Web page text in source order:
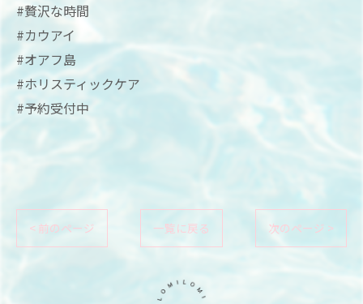
#贅沢な時間
#カウアイ
#オアフ島
#ホリスティックケア
#予約受付中
< 前のページ 一覧に戻る 次のページ >